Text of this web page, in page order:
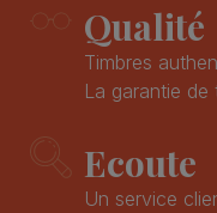
Qualité
Timbres
La garantie de
Ecoute
Un service